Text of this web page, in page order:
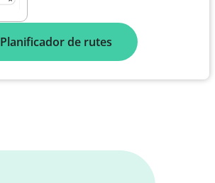
Planificador de rutes